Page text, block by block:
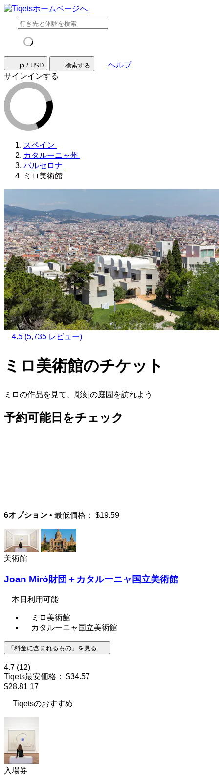
ja / USD 検索する
ヘルプ
サインインする
スペイン
カタルーニャ州
バルセロナ
ミロ美術館
4.5 (5,735 レビュー)
ミロ美術館のチケット
ミロの作品を見て、彫刻の庭園を訪れよう
予約可能日をチェック
6オプション • 最低価格： $19.59
美術館
Joan Miró財団＋カタルーニャ国立美術館
本日利用可能
ミロ美術館
カタルーニャ国立美術館
「料金に含まれるもの」を見る
4.7 (12)
Tiqets最安価格： $34.57
$28.81 17
Tiqetsのおすすめ
入場券